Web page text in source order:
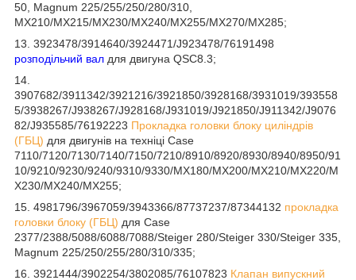
50, Magnum 225/255/250/280/310,
MX210/MX215/MX230/MX240/MX255/MX270/MX285;
13. 3923478/3914640/3924471/J923478/76191498
розподільчий вал для двигуна QSC8.3;
14.
3907682/3911342/3921216/3921850/3928168/3931019/393558
5/3938267/J938267/J928168/J931019/J921850/J911342/J9076
82/J935585/76192223 Прокладка головки блоку циліндрів
(ГБЦ) для двигунів на техніці Case
7110/7120/7130/7140/7150/7210/8910/8920/8930/8940/8950/91
10/9210/9230/9240/9310/9330/MX180/MX200/MX210/MX220/M
X230/MX240/MX255;
15. 4981796/3967059/3943366/87737237/87344132 прокладка
головки блоку (ГБЦ) для Case
2377/2388/5088/6088/7088/Steiger 280/Steiger 330/Steiger 335,
Magnum 225/250/255/280/310/335;
16. 3921444/3902254/3802085/76107823 Клапан випускний